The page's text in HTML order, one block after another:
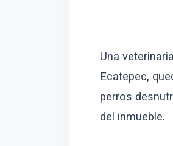
Una
Ecatepec,
perros
del inmueble.